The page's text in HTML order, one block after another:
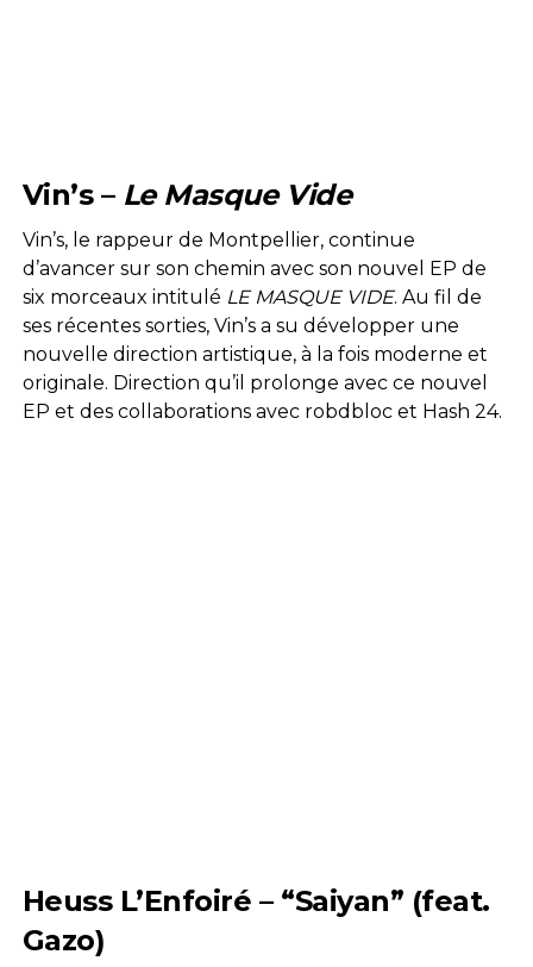
Vin’s – Le Masque Vide
Vin’s, le rappeur de Montpellier, continue
d’avancer sur son chemin avec son nouvel EP de
six morceaux intitulé LE MASQUE VIDE. Au fil de
ses récentes sorties, Vin’s a su développer une
nouvelle direction artistique, à la fois moderne et
originale. Direction qu’il prolonge avec ce nouvel
EP et des collaborations avec robdbloc et Hash 24.
Heuss L’Enfoiré – “Saiyan” (feat.
Gazo)